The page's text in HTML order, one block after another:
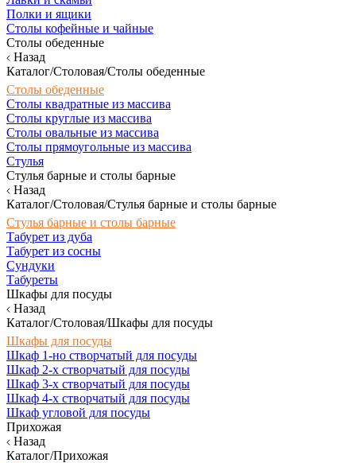
Полки и ящики
Столы кофейные и чайные
Столы обеденные
Назад
Каталог/Столовая/Столы обеденные
Столы обеденные
Столы квадратные из массива
Столы круглые из массива
Столы овальные из массива
Столы прямоугольные из массива
Стулья
Стулья барные и столы барные
Назад
Каталог/Столовая/Стулья барные и столы барные
Стулья барные и столы барные
Табурет из дуба
Табурет из сосны
Сундуки
Табуреты
Шкафы для посуды
Назад
Каталог/Столовая/Шкафы для посуды
Шкафы для посуды
Шкаф 1-но створчатый для посуды
Шкаф 2-х створчатый для посуды
Шкаф 3-х створчатый для посуды
Шкаф 4-х створчатый для посуды
Шкаф угловой для посуды
Прихожая
Назад
Каталог/Прихожая